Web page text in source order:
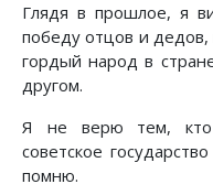
Глядя в прошлое, я
победу отцов и дедов,
гордый народ в
другом.
Я не верю тем, кто
советское
помню.